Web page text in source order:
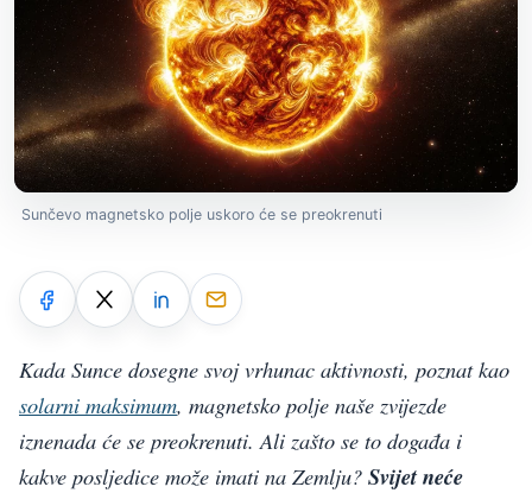
Sunčevo magnetsko polje uskoro će se preokrenuti
Kada Sunce dosegne svoj vrhunac aktivnosti, poznat kao
solarni maksimum, magnetsko polje naše zvijezde
iznenada će se preokrenuti. Ali zašto se to događa i
kakve posljedice može imati na Zemlju? Svijet neće